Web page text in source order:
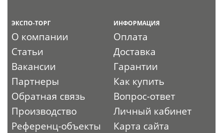
ЭКСПО-ТОРГ
О компании
Статьи
Вакансии
Партнеры
Обратная связь
Производство
Референц-объекты
ИНФОРМАЦИЯ
Оплата
Доставка
Гарантии
Как купить
Вопрос-ответ
Личный кабинет
Карта сайта